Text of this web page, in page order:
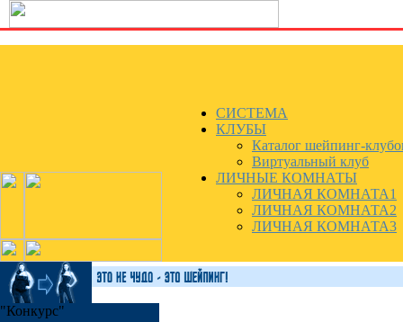
СИСТЕМА
КЛУБЫ
Каталог шейпинг-
Виртуальный клуб
ЛИЧНЫЕ КОМНАТЫ
ЛИЧНАЯ КОМНАТА1
ЛИЧНАЯ КОМНАТА2
ЛИЧНАЯ КОМНАТА3
"Конкурс"